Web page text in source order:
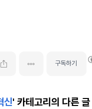
구독하기
신' 카테고리의 다른 글